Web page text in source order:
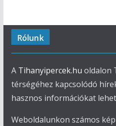
Rólunk
A Tihanyipercek.hu oldalon
térségéhez kapcsolódó
hasznos információkat
Weboldalunkon számos